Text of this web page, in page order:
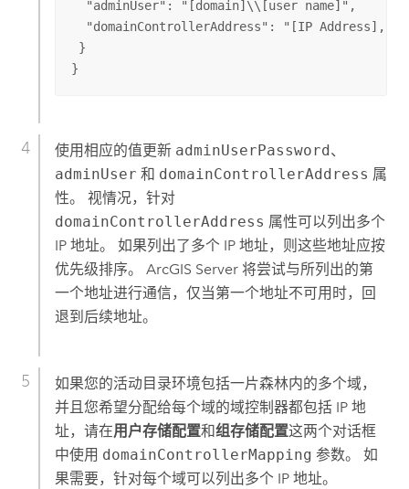
  "adminUser": "[domain]\\[user name]",
"domainControllerAddress": "[IP Address],
}
}
使用相应的值更新 adminUserPassword、
adminUser 和 domainControllerAddress 属
性。 视情况，针对
domainControllerAddress 属性可以列出多个
IP 地址。 如果列出了多个 IP 地址，则这些地址应按
优先级排序。 ArcGIS Server将尝试与所列出的第
一个地址进行通信，仅当第一个地址不可用时，回
退到后续地址。
如果您的活动目录环境包括一片森林内的多个域，
并且您希望分配给每个域的域控制器都包括 IP 地
址，请在用户存储配置和组存储配置这两个对话框
中使用 domainControllerMapping 参数。 如
果需要，针对每个域可以列出多个 IP 地址。